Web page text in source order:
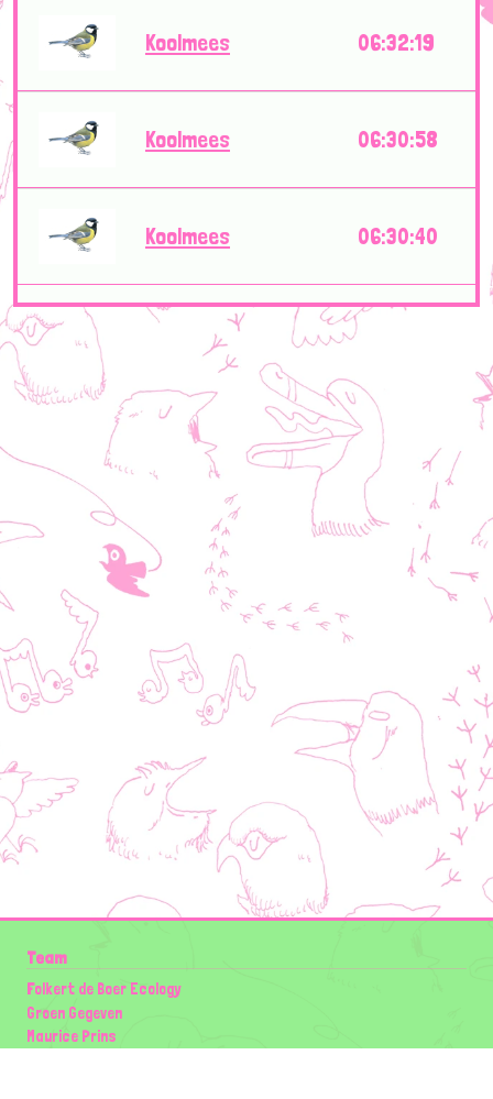
Koolmees 06:32:19
Koolmees 06:30:58
Koolmees 06:30:40
Team
Folkert de Boer Ecology
Groen Gegeven
Maurice Prins